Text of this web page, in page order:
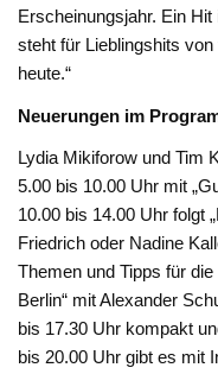
Erscheinungsjahr. Ein
steht für Lieblingshits
heute.“
Neuerungen im
Lydia Mikiforow und Tim
5.00 bis 10.00 Uhr mit
10.00 bis 14.00 Uhr folgt
Friedrich oder Nadine
Themen und Tipps für
Berlin“ mit Alexander
bis 17.30 Uhr kompakt
bis 20.00 Uhr gibt es mit